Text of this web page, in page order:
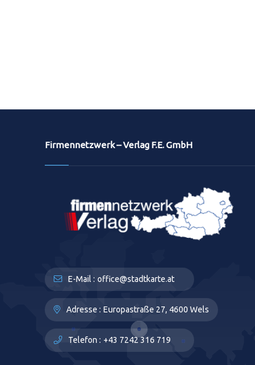
Firmennetzwerk – Verlag F.E. GmbH
E-Mail : office@stadtkarte.at
Adresse : Europastraße 27, 4600 Wels
Telefon : +43 7242 316 719